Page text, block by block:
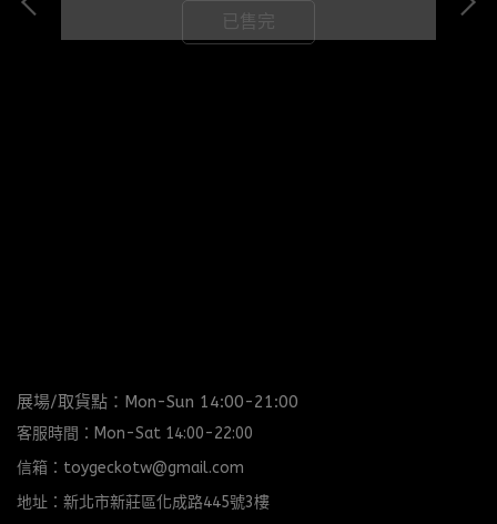
已售完
展場/取貨點：Mon-Sun 14:00-21:00
客服時間：Mon-Sat 14:00-22:00
信箱：toygeckotw@gmail.com
地址：新北市新莊區化成路445號3樓